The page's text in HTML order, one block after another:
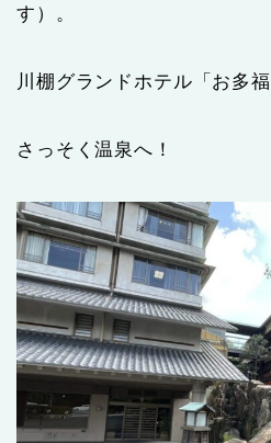
す）。
川棚グランドホテル「お多福
さっそく温泉へ！